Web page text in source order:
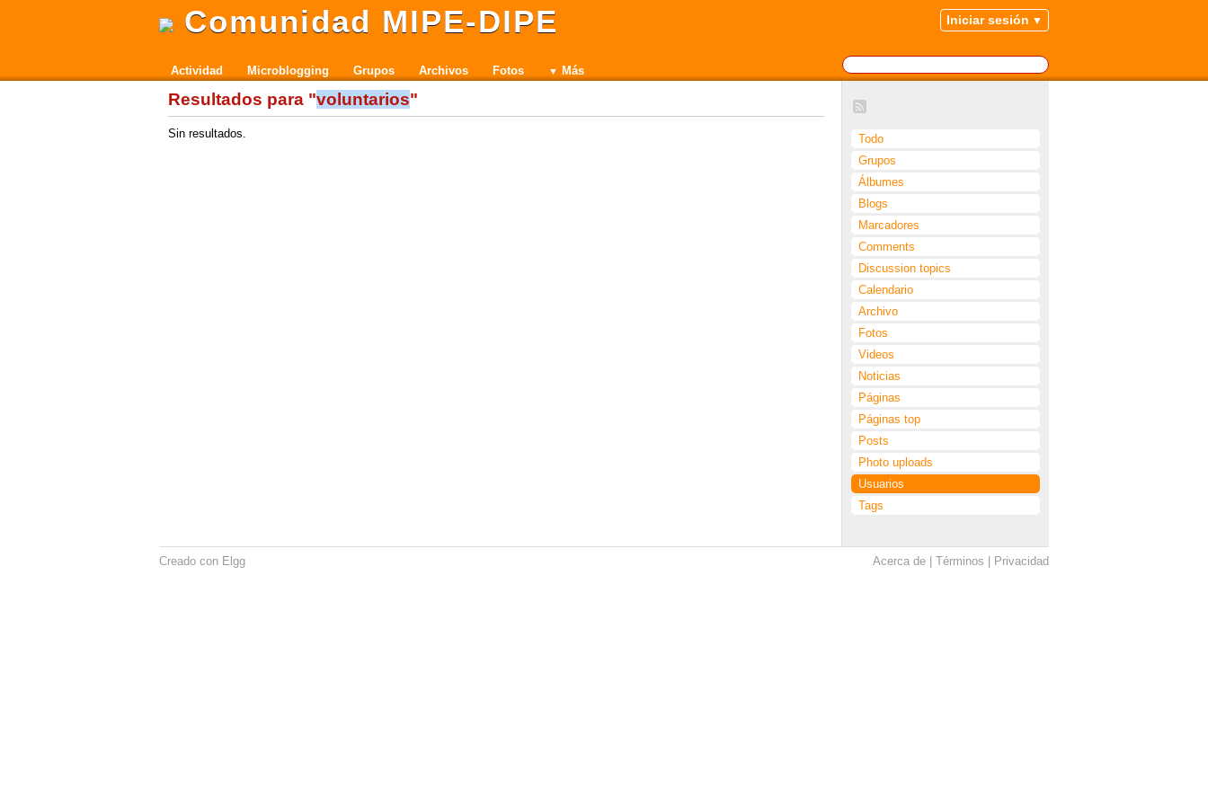
Comunidad MIPE-DIPE Iniciar sesión
Actividad Microblogging Grupos Archivos Fotos Más
Todo
Grupos
Álbumes
Blogs
Marcadores
Comments
Discussion topics
Calendario
Archivo
Fotos
Videos
Noticias
Páginas
Páginas top
Posts
Photo uploads
Usuarios
Tags
Resultados para "voluntarios"
Sin resultados.
Acerca de Términos Privacidad
Creado con Elgg